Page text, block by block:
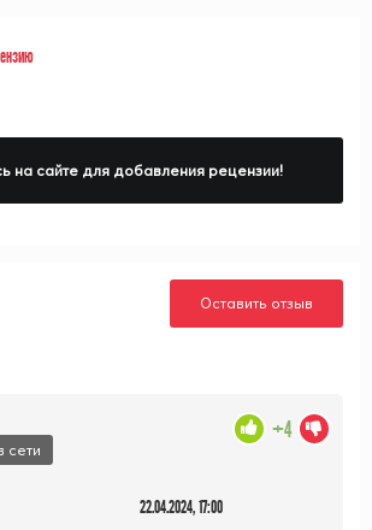
на сайте для добавления рецензии!
Оставить отзыв
сети
22.04.2024, 17:00
+4